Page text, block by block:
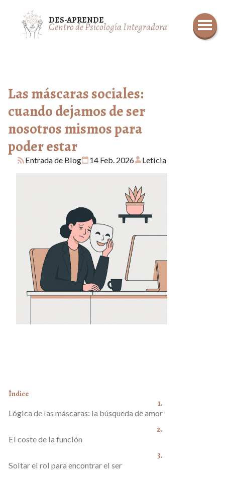
DES-APRENDE
Centro de Psicología Integradora
DESP
LAZAR
SE
Las máscaras sociales:
cuando dejamos de ser
nosotros mismos para
poder estar
rss_feedEntrada de Blogcalendar_today14 Feb. 2026personLeticia
Índice
Lógica de las máscaras: la búsqueda de amor
El coste de la función
Soltar el rol para encontrar el ser